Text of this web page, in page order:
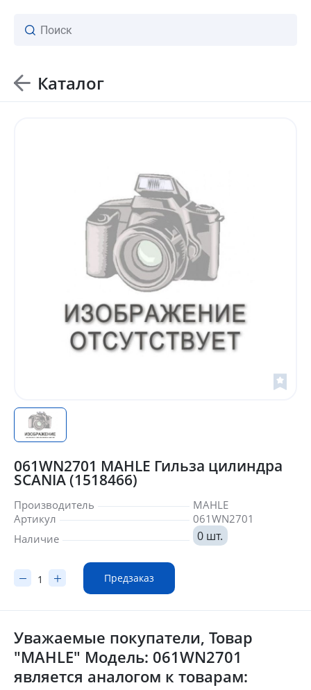
Каталог
061WN2701 MAHLE Гильза цилиндра
SCANIA (1518466)
Производитель
MAHLE
Артикул
061WN2701
Наличие
0 шт.
Предзаказ
Уважаемые покупатели, Товар
"MAHLE" Модель: 061WN2701
является аналогом к товарам: